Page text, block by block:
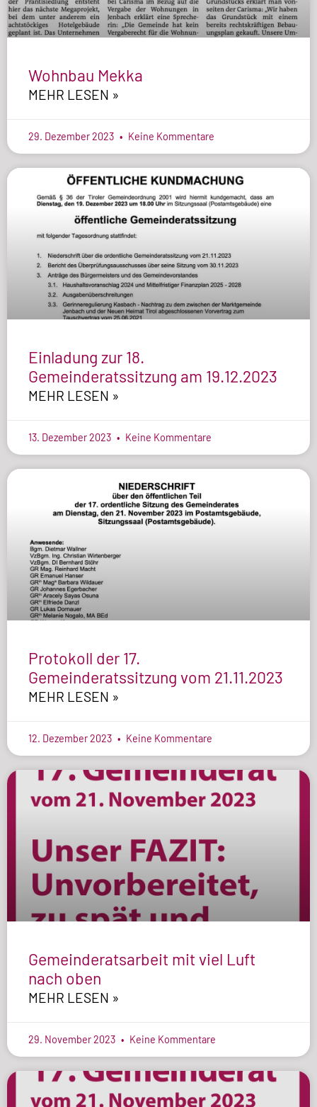
Wohnbau Mekka
MEHR LESEN »
29. Dezember 2023 Keine Kommentare
Einladung zur 18.
Gemeinderatssitzung am 19.12.2023
MEHR LESEN »
13. Dezember 2023 Keine Kommentare
Protokoll der 17.
Gemeinderatssitzung vom 21.11.2023
MEHR LESEN »
12. Dezember 2023 Keine Kommentare
Gemeinderatsarbeit mit viel Luft
nach oben
MEHR LESEN »
29. November 2023 Keine Kommentare